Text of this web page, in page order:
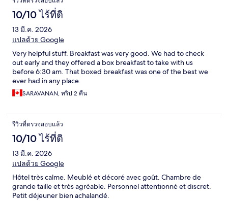
10/10 ไร้ที่ติ
13 มี.ค. 2026
แปลด้วย Google
Very helpful stuff. Breakfast was very good. We had to check
out early and they offered a box breakfast to take with us
before 6:30 am. That boxed breakfast was one of the best we
ever had in any place.
SARAVANAN, ทริป 2 คืน
รีวิวที่ตรวจสอบแล้ว
10/10 ไร้ที่ติ
13 มี.ค. 2026
แปลด้วย Google
Hôtel très calme. Meublé et décoré avec goût. Chambre de
grande taille et très agréable. Personnel attentionné et discret.
Petit déjeuner bien achalandé.